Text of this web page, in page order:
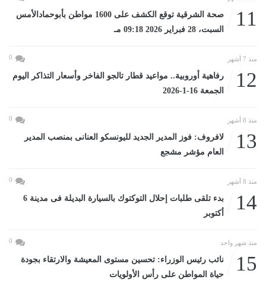
11
صحة الشرقية توقع الكشف على 1600 مواطن بأبوحمادالأمس
السبت، 28 فبراير 2026 09:18 مـ
منذ 7 أشهر 0
12
رفاهية أوروبية.. مواعيد قطار تالجو الفاخر وأسعار التذاكر اليوم
الجمعة 16-1-2026
منذ 8 أشهر 0
13
لافروف: فوز المدير الجديد لليونسكو العنانى بمنصب المدير
العام مؤشر مشجع
منذ 8 أشهر 0
14
بدء تلقى طلبات إحلال التوكتوك بالسيارة البديلة فى مدينة 6
أكتوبر
منذ شهر واحد 0
15
نائب رئيس الوزراء: تحسين مستوى المعيشة والارتقاء بجودة
حياة المواطن على رأس الأولويات